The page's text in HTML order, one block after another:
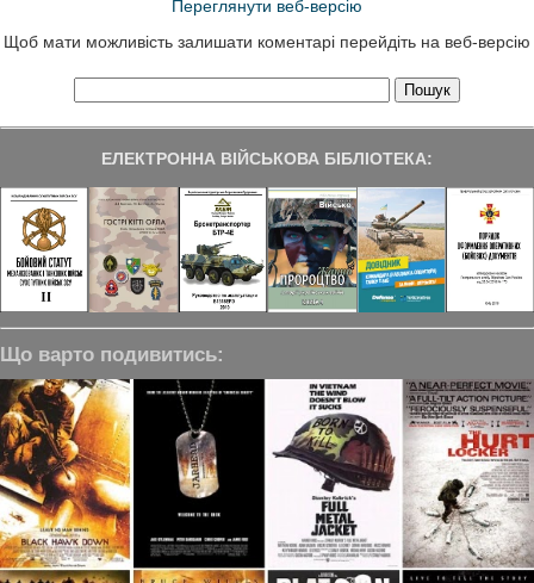
Переглянути веб-версію
Щоб мати можливість залишати коментарі перейдіть на веб-версію
ЕЛЕКТРОННА ВІЙСЬКОВА БІБЛІОТЕКА:
Що варто подивитись: